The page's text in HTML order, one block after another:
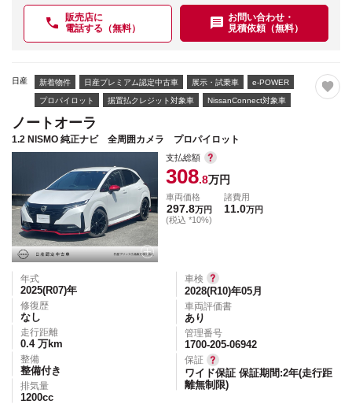
販売店に
電話する（無料）
お問い合わせ・
見積依頼（無料）
日産 新着物件 日産プレミアム認定中古車 展示・試乗車 e-POWER
プロパイロット 据置払クレジット対象車 NissanConnect対象車
ノートオーラ
1.2 NISMO 純正ナビ 全周囲カメラ プロパイロット
支払総額
308.8万円
車両価格
297.8万円
(税込 *10%)
諸費用
11.0万円
年式
2025(R07)年
修復歴
なし
走行距離
0.4 万km
整備
整備付き
排気量
1200cc
車検
2028(R10)年05月
車両評価書
あり
管理番号
1700-205-06942
保証
ワイド保証 保証期間:2年(走行距
離無制限)